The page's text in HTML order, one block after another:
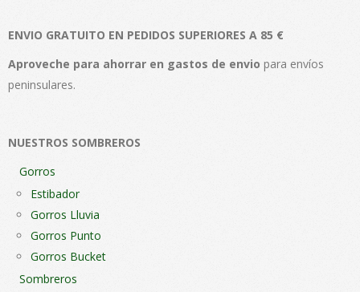
opciones
se
ENVIO GRATUITO EN PEDIDOS SUPERIORES A 85 €
Aproveche para ahorrar en gastos de envio para envíos
peninsulares.
NUESTROS SOMBREROS
Gorros
Estibador
Gorros Lluvia
Gorros Punto
Gorros Bucket
Sombreros